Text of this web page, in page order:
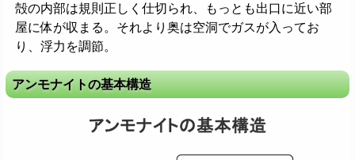
殻の内部は規則正しく仕切られ、もっとも出口に近い部
屋に体が収まる。それより奥は空洞でガスが入ってお
り、浮力を調節。
アンモナイトの基本構造